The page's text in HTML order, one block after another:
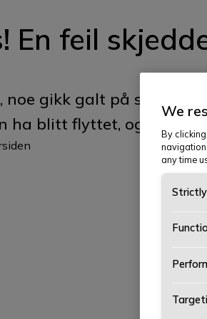
En feil
noe gikk galt på
ha blitt flyttet, og du kan
We
By
any time
Strictly